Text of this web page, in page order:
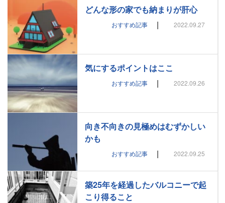
どんな形の家でも納まりが肝心
おすすめ記事 | 2022.09.27
気にするポイントはここ
おすすめ記事 | 2022.09.26
向き不向きの見極めはむずかしい
かも
おすすめ記事 | 2022.09.25
築25年を経過したバルコニーで起
こり得ること